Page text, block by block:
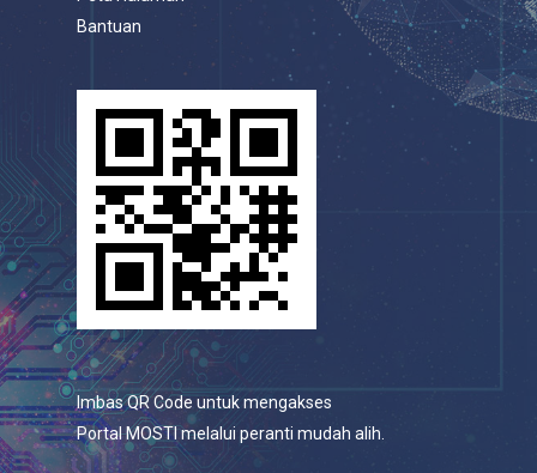
Bantuan
Imbas QR Code untuk mengakses
Portal MOSTI melalui peranti mudah alih.